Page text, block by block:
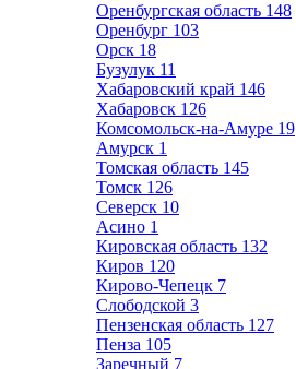
Оренбургская область 148
Оренбург 103
Орск 18
Бузулук 11
Хабаровский край 146
Хабаровск 126
Комсомольск-на-Амуре 19
Амурск 1
Томская область 145
Томск 126
Северск 10
Асино 1
Кировская область 132
Киров 120
Кирово-Чепецк 7
Слободской 3
Пензенская область 127
Пенза 105
Заречный 7